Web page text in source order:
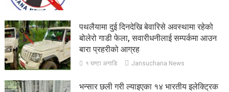
पथलैयामा दुई दिनदेखि बेवारिसे अवस्थामा रहेको
बोलेरो गाडी फेला, सवारीधनीलाई सम्पर्कमा आउन
बारा प्रहरीको आग्रह
१ घण्टा अगाडि Jansuchana News
भन्सार छली गरी ल्याइएका १४ भारतीय इलेक्ट्रिक